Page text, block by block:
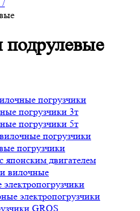
/
подрулевые
погрузчики
погрузчики 3т
погрузчики 5т
погрузчики
погрузчики
японским двигателем
вилочные
электропогрузчики
GROS